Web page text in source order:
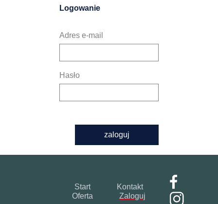
Logowanie
Adres e-mail
Hasło
zaloguj
Start
Kontakt
Oferta
Zaloguj